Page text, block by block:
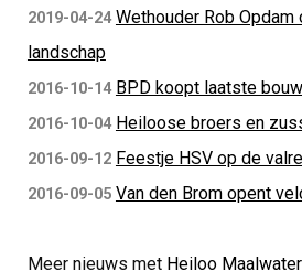
2019-04-24 Wethouder Rob
landschap
2016-10-14 BPD koopt laatste
2016-10-04 Heiloose broers en
2016-09-12 Feestje HSV op de
2016-09-05 Van den Brom opent
Meer nieuws met Heiloo Maalwater